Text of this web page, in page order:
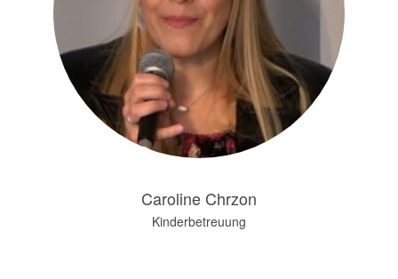
Caroline Chrzon
Kinderbetreuung